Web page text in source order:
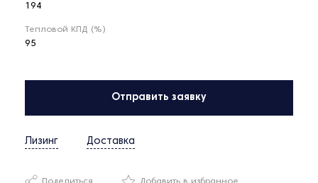
194
Тепловой КПД (%)
95
Отправить заявку
Лизинг Доставка